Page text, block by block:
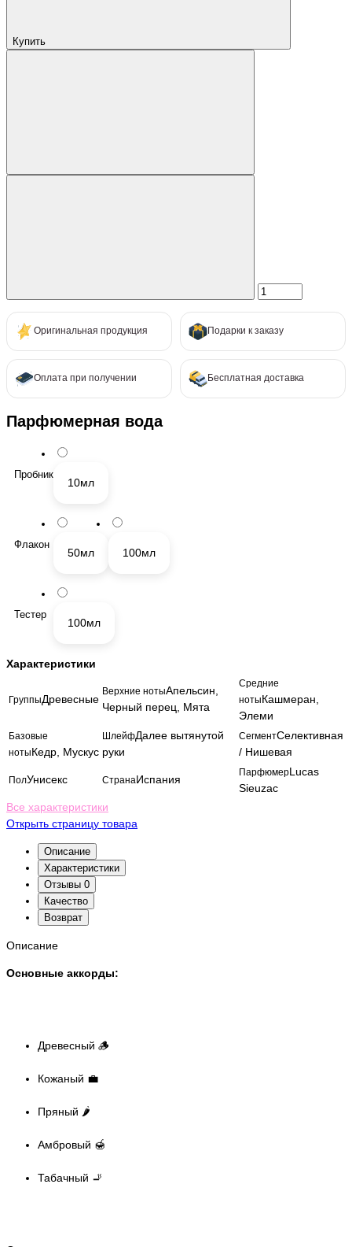
Купить
Оригинальная продукция Подарки к заказу
Оплата при получении Бесплатная доставка
Парфюмерная вода
Пробник
10мл
Флакон
50мл 100мл
Тестер
100мл
Характеристики
ГруппыДревесные
Верхние нотыАпельсин,
Черный перец, Мята
Средние
нотыКашмеран,
Элеми
Базовые
нотыКедр, Мускус
ШлейфДалее вытянутой
руки
СегментСелективная
/ Нишевая
ПолУнисекс СтранаИспания
ПарфюмерLucas
Sieuzac
Все характеристики
Открыть страницу товара
Описание
Характеристики
Отзывы 0
Качество
Возврат
Описание
Основные аккорды:
Древесный 🪵
Кожаный 💼
Пряный 🌶️
Амбровый 🍯
Табачный 🚬